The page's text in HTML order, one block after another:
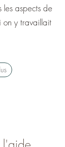
les aspects de
on y travaillait